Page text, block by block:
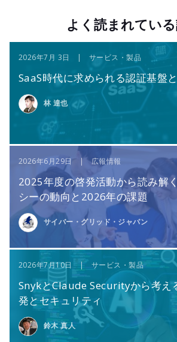
よく読まれてい
2026年7月 3日 | サービス・製品
SaaS時代に求められる認証基盤
林 達也
2026年6月29日 | 広報情報
2025年度の啓発活動から読み解
シーの動向と2026年の課題
サイバー・グリッド・ジャパン
2026年7月10日 | サービス・製品
SnykとClaude Securityから考え
発とセキュリティ
鈴木 真人